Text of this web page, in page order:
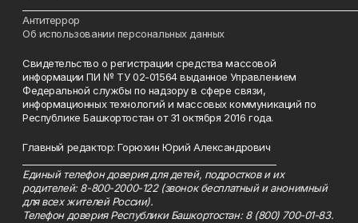
Антитеррор
Об использовании персональных данных
Свидетельство о регистрации средства массовой
информации ПИ № ТУ 02-01564 выданное Управлением
Федеральной службы по надзору в сфере связи,
информационных технологий и массовых коммуникаций по
Республике Башкортостан от 31 октября 2016 года.
Главный редактор: Горюхин Юрий Александрович
Единый телефон доверия для детей, подростков и их
родителей: 8-800-2000-122 (звонок бесплатный и анонимный
для всех жителей России).
Телефон доверия Республики Башкортостан: 8 (800) 700-01-83.